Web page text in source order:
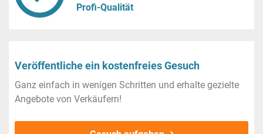
Profi-Qualität
Veröffentliche ein kostenfreies Gesuch
Ganz einfach in wenigen Schritten und erhalte gezielte
Angebote von Verkäufern!